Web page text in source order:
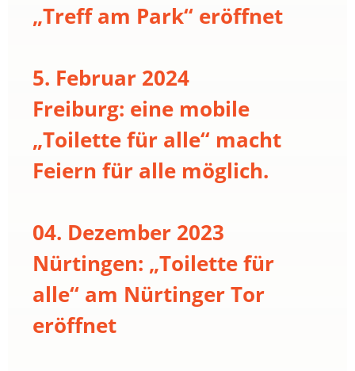
„Treff am Park“ eröffnet
5. Februar 2024
Freiburg: eine mobile
„Toilette für alle“ macht
Feiern für alle möglich.
04. Dezember 2023
Nürtingen: „Toilette für
alle“ am Nürtinger Tor
eröffnet